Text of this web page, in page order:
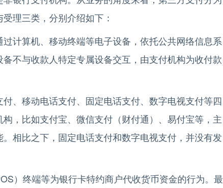
理三类，分别介绍如下：
算机、移动终端等电子设备，依托公共网络信息系
不与收款人特定专属设备交互，由支付机构为收付款
移动电话支付、固定电话支付、数字电视支付等四
，比如支付宝、微信支付（财付通）、易付宝等，主
相比之下，固定电话支付和数字电视支付，并没有发
）终端等为银行卡特约商户代收货币资金的行为。最